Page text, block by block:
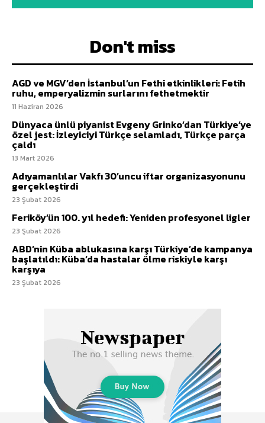
Don't miss
AGD ve MGV’den İstanbul’un Fethi etkinlikleri: Fetih
ruhu, emperyalizmin surlarını fethetmektir
11 Haziran 2026
Dünyaca ünlü piyanist Evgeny Grinko’dan Türkiye’ye
özel jest: İzleyiciyi Türkçe selamladı, Türkçe parça
çaldı
13 Mart 2026
Adıyamanlılar Vakfı 30’uncu iftar organizasyonunu
gerçekleştirdi
23 Şubat 2026
Feriköy’ün 100. yıl hedefi: Yeniden profesyonel ligler
23 Şubat 2026
ABD’nin Küba ablukasına karşı Türkiye’de kampanya
başlatıldı: Küba’da hastalar ölme riskiyle karşı
karşıya
23 Şubat 2026